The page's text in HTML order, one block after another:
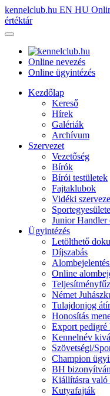
kennelclub.hu EN HU
értéktár
Online nevezés
Online ügyintézés
Kezdőlap
Kereső
Hírek
Galériák
Archívum
Szervezet
Vezetőség
Bírók
Bírói testületek
Fajtaklubok
Vidéki
Junior Handler
Ügyintézés
Letölthető
Díjszabás
Online
Német
Tulajdonjog
Honosítás
Export pedigré
Kennelnév
Szövetségi/
Champion
BH
Kiállításra való
Kutyafajták